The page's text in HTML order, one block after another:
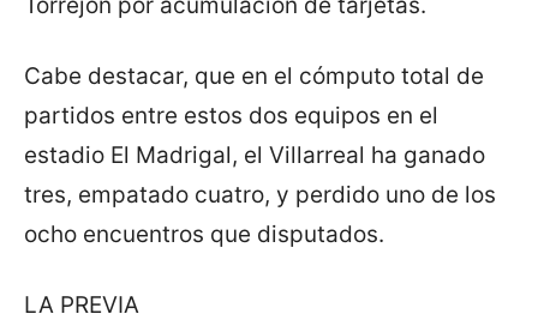
Cabe destacar, que en el cómputo total de
partidos entre estos dos equipos en el
estadio El Madrigal, el Villarreal ha ganado
tres, empatado cuatro, y perdido uno de los
ocho encuentros que disputados.
LA PREVIA